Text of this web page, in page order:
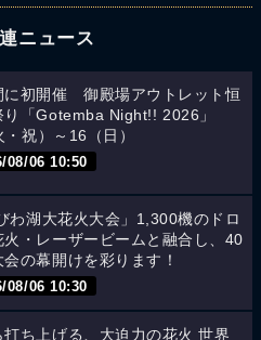
ニュース
に初開催 御殿場アウトレット恒
り「Gotemba Night!! 2026」
祝）～16（日）
08/06 10:50
わ湖大花火大会」1,300機のドロ
火・レーザービームと融合し、40
の幕開けを彩ります！
08/06 10:30
打ち上げる、大迫力の花火 世界